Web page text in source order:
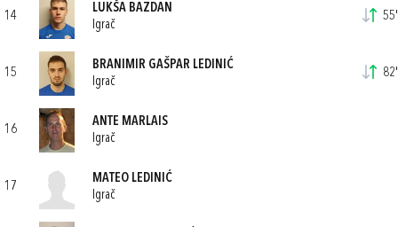
14
LUKŠA BAZDAN
Igrač
55'
15
BRANIMIR GAŠPAR LEDINIĆ
Igrač
82'
16
ANTE MARLAIS
Igrač
17
MATEO LEDINIĆ
Igrač